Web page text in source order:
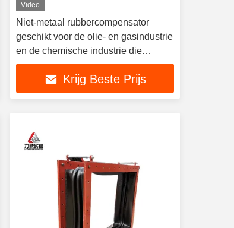
Video
Niet-metaal rubbercompensator
geschikt voor de olie- en gasindustrie
en de chemische industrie die
flexibele verbindingen vereisen
Krijg Beste Prijs